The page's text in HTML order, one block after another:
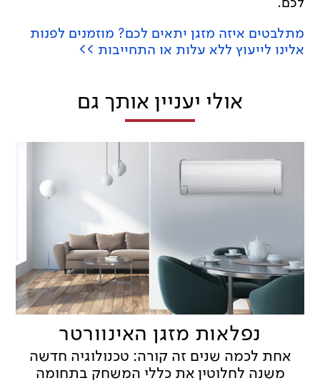
מתלבטים איזה מזגן יתאים לכם? מוזמנים לפנות
אלינו לייעוץ ללא עלות או התחייבות >>
אולי יעניין אותך גם
נפלאות מזגן האינוורטר
אחת לכמה שנים זה קורה: טכנולוגיה חדשה
משנה לחלוטין את כללי המשחק בתחומה